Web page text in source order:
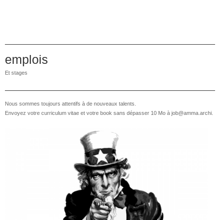
emplois
Et stages
Nous sommes toujours attentifs à de nouveaux talents.
Envoyez votre curriculum vitae et votre book sans dépasser 10 Mo à job@amma.archi.